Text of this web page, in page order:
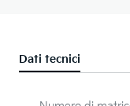
Dati tecnici